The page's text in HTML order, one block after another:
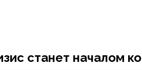
станет началом